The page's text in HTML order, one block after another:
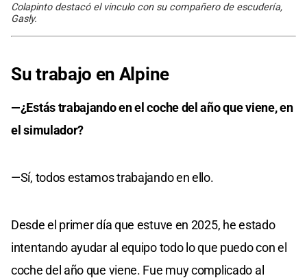
Colapinto destacó el vinculo con su compañero de escudería,
Gasly.
Su trabajo en Alpine
—¿Estás trabajando en el coche del año que viene, en
el simulador?
—Sí, todos estamos trabajando en ello.
Desde el primer día que estuve en 2025, he estado
intentando ayudar al equipo todo lo que puedo con el
coche del año que viene. Fue muy complicado al